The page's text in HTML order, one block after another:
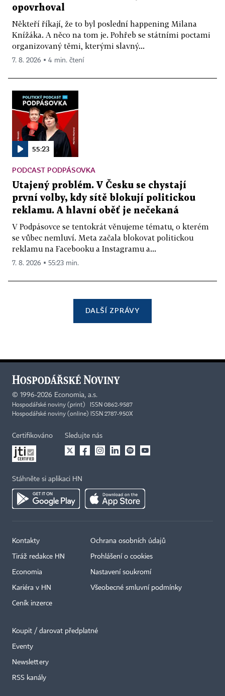
opovrhoval
Někteří říkají, že to byl poslední happening Milana
Knížáka. A něco na tom je. Pohřeb se státními poctami
organizovaný těmi, kterými slavný...
7. 8. 2026 ▪ 4 min. čtení
55:23
PODCAST PODPÁSOVKA
Utajený problém. V Česku se chystají
první volby, kdy sítě blokují politickou
reklamu. A hlavní oběť je nečekaná
V Podpásovce se tentokrát věnujeme tématu, o kterém
se vůbec nemluví. Meta začala blokovat politickou
reklamu na Facebooku a Instagramu a...
7. 8. 2026 ▪ 55:23 min.
DALŠÍ ZPRÁVY
© 1996-2026 Economia, a.s.
Hospodářské noviny (print) ISSN 0862-9587
Hospodářské noviny (online) ISSN 2787-950X
Certifikováno Sledujte nás
Stáhněte si aplikaci HN
Kontakty
Tiráž redakce HN
Economia
Kariéra v HN
Ceník inzerce
Ochrana osobních údajů
Prohlášení o cookies
Nastavení soukromí
Všeobecné smluvní podmínky
Koupit / darovat předplatné
Eventy
Newslettery
RSS kanály